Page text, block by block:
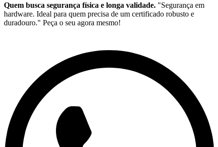
Quem busca segurança física e longa validade. "Segurança em
hardware. Ideal para quem precisa de um certificado robusto e
duradouro." Peça o seu agora mesmo!